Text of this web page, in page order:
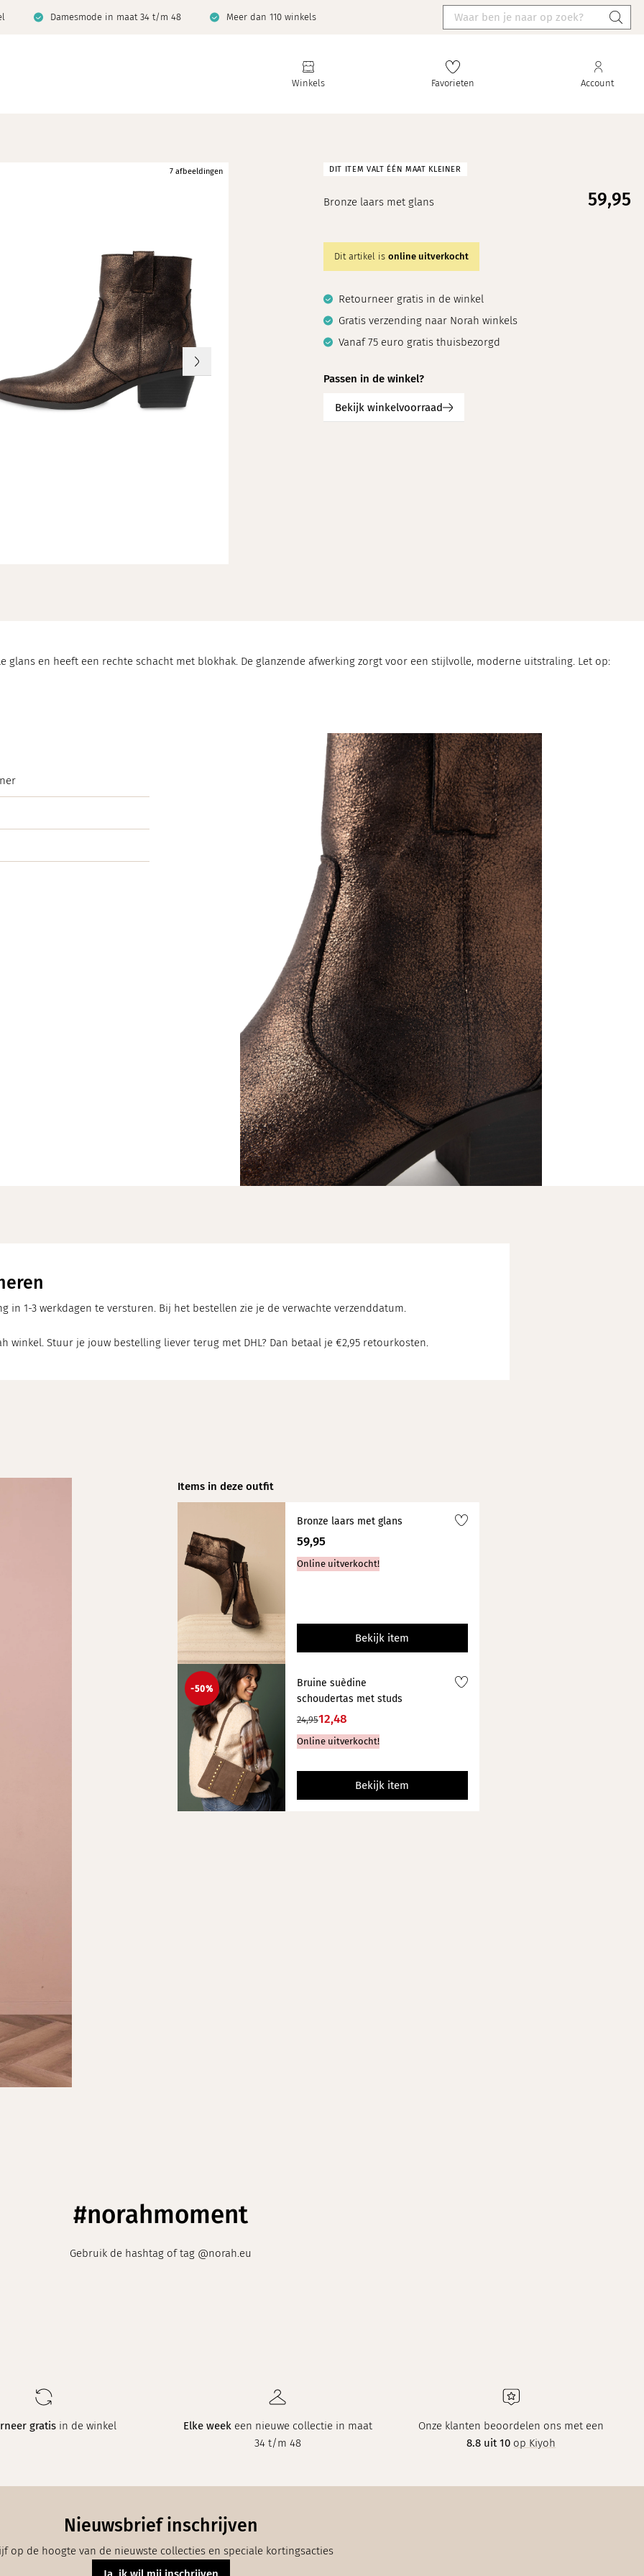
Damesmode in maat 34 t/m 48 Meer dan 110 winkels
Winkels Favorieten Account
7 afbeeldingen DIT ITEM VALT ÉÉN MAAT KLEINER
Bronze laars met glans 59,95
Dit artikel is online uitverkocht
Retourneer gratis in de winkel
Gratis verzending naar Norah winkels
Vanaf 75 euro gratis thuisbezorgd
Passen in de winkel?
Bekijk winkelvoorraad
en heeft een rechte schacht met blokhak. De glanzende afwerking zorgt voor een stijlvolle, moderne uitstraling. Let op:
in 1-3 werkdagen te versturen. Bij het bestellen zie je de verwachte verzenddatum.
winkel. Stuur je jouw bestelling liever terug met DHL? Dan betaal je €2,95 retourkosten.
Items in deze outfit
Bronze laars met glans
59,95
Online uitverkocht!
Bekijk item
-50%
Bruine suèdine
schoudertas met studs
24,9512,48
Online uitverkocht!
Bekijk item
#norahmoment
Gebruik de hashtag of tag @norah.eu
gratis in de winkel Elke weekeen nieuwe collectie in maat
34 t/m 48
Onze klanten beoordelen ons met een
8.8 uit 10 op Kiyoh
Nieuwsbrief inschrijven
op de hoogte van de nieuwste collecties en speciale kortingsacties